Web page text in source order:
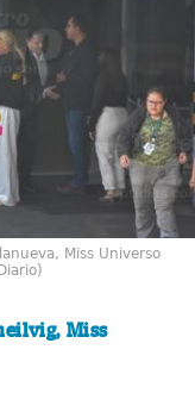
Miss Universo
Miss